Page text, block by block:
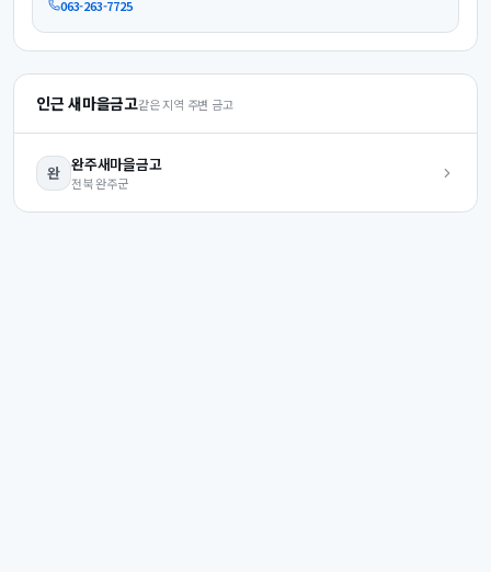
063-263-7725
인근 새마을금고같은 지역 주변 금고
완 완주새마을금고
전북완주군